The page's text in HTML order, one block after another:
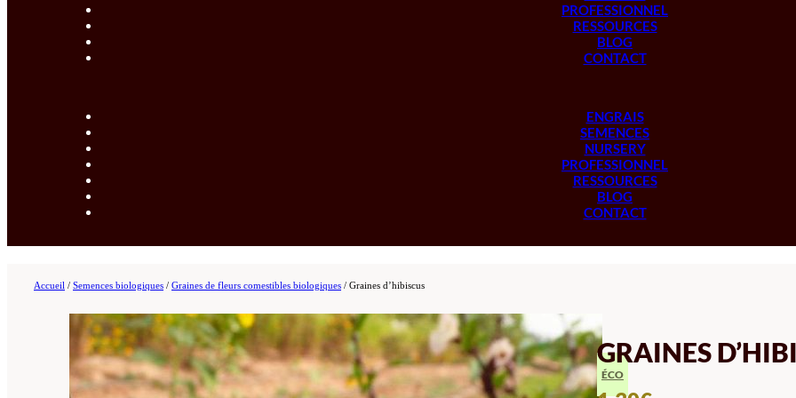
PROFESSIONNEL
RESSOURCES
BLOG
CONTACT
ENGRAIS
SEMENCES
NURSERY
PROFESSIONNEL
RESSOURCES
BLOG
CONTACT
Accueil / Semences biologiques / Graines de fleurs comestibles biologiques / Graines d’hibiscus
GRAINES
ÉCO